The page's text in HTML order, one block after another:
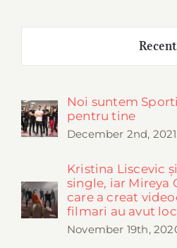
Recent
Noi suntem
pentru tine
December 2nd, 2021
Kristina Liscevic
single, iar Mireya
care a creat
filmari au avut
November 19th,